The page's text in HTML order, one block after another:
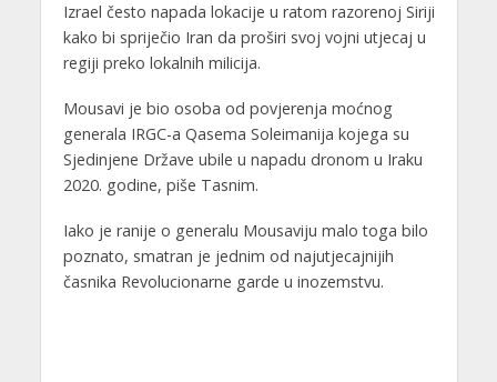
Izrael često napada lokacije u ratom razorenoj Siriji
kako bi spriječio Iran da proširi svoj vojni utjecaj u
regiji preko lokalnih milicija.
Mousavi je bio osoba od povjerenja moćnog
generala IRGC-a Qasema Soleimanija kojega su
Sjedinjene Države ubile u napadu dronom u Iraku
2020. godine, piše Tasnim.
Iako je ranije o generalu Mousaviju malo toga bilo
poznato, smatran je jednim od najutjecajnijih
časnika Revolucionarne garde u inozemstvu.